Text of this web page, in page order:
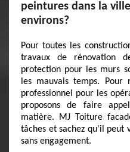
peintures dans la
environs?
Pour toutes les
travaux de rénovation
protection pour les murs
les mauvais temps.
professionnel pour les
proposons de faire
matière. MJ Toiture
tâches et sachez qu'il peut
sans engagement.